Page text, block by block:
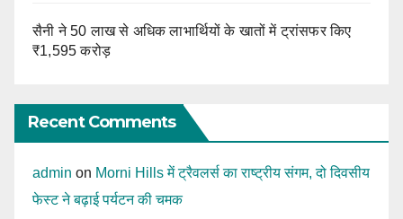
सैनी ने 50 लाख से अधिक लाभार्थियों के खातों में ट्रांसफर किए
₹1,595 करोड़
Recent Comments
admin on Morni Hills में ट्रैवलर्स का राष्ट्रीय संगम, दो दिवसीय
फेस्ट ने बढ़ाई पर्यटन की चमक